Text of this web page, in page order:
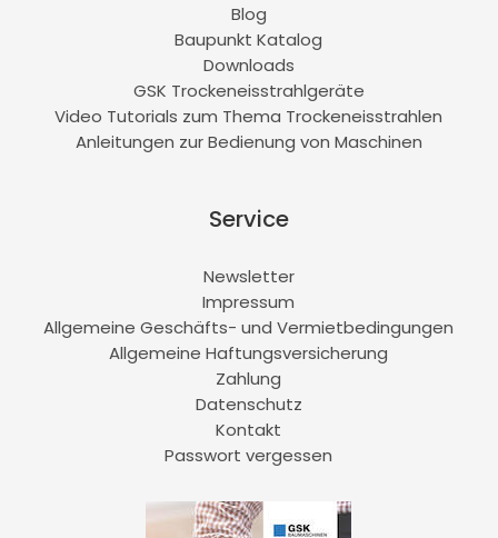
Blog
Baupunkt Katalog
Downloads
GSK Trockeneisstrahlgeräte
Video Tutorials zum Thema Trockeneisstrahlen
Anleitungen zur Bedienung von Maschinen
Service
Newsletter
Impressum
Allgemeine Geschäfts- und Vermietbedingungen
Allgemeine Haftungsversicherung
Zahlung
Datenschutz
Kontakt
Passwort vergessen